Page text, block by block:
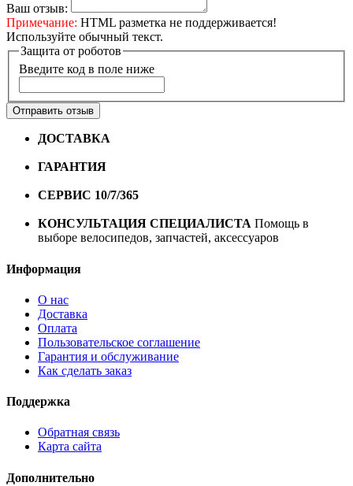
Ваш отзыв:
Примечание: HTML разметка не поддерживается!
Используйте обычный текст.
Защита от роботов
Введите код в поле ниже
Отправить отзыв
ДОСТАВКА
ГАРАНТИЯ
СЕРВИС 10/7/365
КОНСУЛЬТАЦИЯ СПЕЦИАЛИСТА Помощь в
выборе велосипедов, запчастей, аксессуаров
Информация
О нас
Доставка
Оплата
Пользовательское соглашение
Гарантия и обслуживание
Как сделать заказ
Поддержка
Обратная связь
Карта сайта
Дополнительно